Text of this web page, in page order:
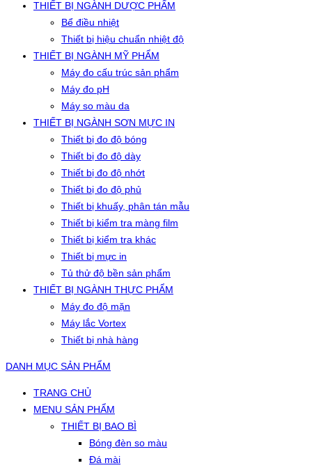
THIẾT BỊ NGÀNH DƯỢC PHẨM
Bể điều nhiệt
Thiết bị hiệu chuẩn nhiệt độ
THIẾT BỊ NGÀNH MỸ PHẨM
Máy đo cấu trúc sản phẩm
Máy đo pH
Máy so màu da
THIẾT BỊ NGÀNH SƠN MỰC IN
Thiết bị đo độ bóng
Thiết bị đo độ dày
Thiết bị đo độ nhớt
Thiết bị đo độ phủ
Thiết bị khuấy, phân tán mẫu
Thiết bị kiểm tra màng film
Thiết bị kiểm tra khác
Thiết bị mực in
Tủ thử độ bền sản phẩm
THIẾT BỊ NGÀNH THỰC PHẨM
Máy đo độ mặn
Máy lắc Vortex
Thiết bị nhà hàng
DANH MỤC SẢN PHẨM
TRANG CHỦ
MENU SẢN PHẨM
THIẾT BỊ BAO BÌ
Bóng đèn so màu
Đá mài